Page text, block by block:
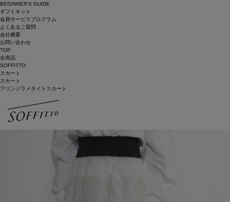
BEGINNER’S GUIDE
ギフトキット
会員サービスプログラム
よくあるご質問
会社概要
お問い合わせ
TOP
全商品
SOFFITTO
スカート
スカート
フリンジラメタイトスカート